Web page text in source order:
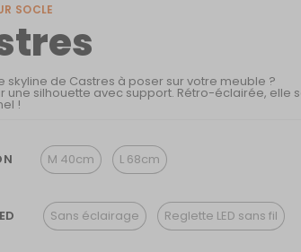
SOCLE
skyline de Castres à poser sur votre meuble ?
une silhouette avec support. Rétro-éclairée, elle
!
M 40cm L 68cm
Sans éclairage Reglette LED sans fil